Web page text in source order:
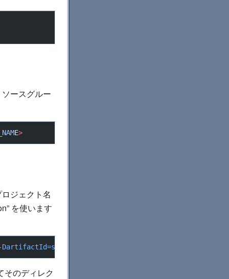
ースグルー
E>
ジェクト名
を使います
action
そのディレク